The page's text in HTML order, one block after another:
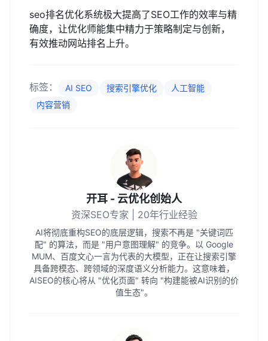
seo排名优化系统极大提高了SEO工作的效率与精
确度，让优化师能集中精力于策略制定与创新，
有效推动网站排名上升。
标签： AI SEO 搜索引擎优化
人工智能
内容营销
开耳 - 云优化创始人
资深SEO专家 | 20年行业经验
AI将彻底重构SEO的底层逻辑，搜索不再是 "关键词匹
配" 的算法，而是 "用户意图理解" 的竞争。以 Google
MUM、百度文心一言为代表的大模型，正在让搜索引擎
具备跨模态、跨领域的深度语义分析能力。这意味着，
AISEO的核心将从 "优化页面" 转向 "构建能被AI识别的价
值生态"。